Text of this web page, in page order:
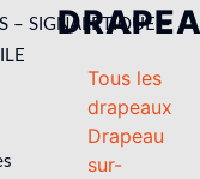
Tous les
drapeaux
Drapeau
sur-
– SIGNALETIQUE –